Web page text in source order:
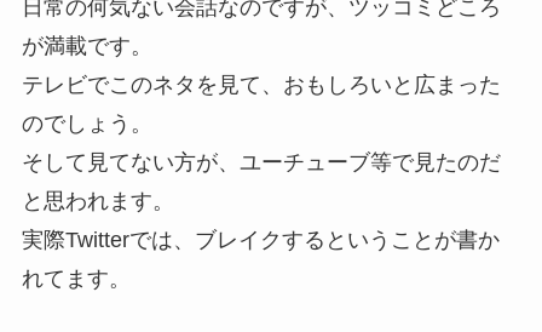
日常の何気ない会話なのですが、ツッコミどころ
が満載です。
テレビでこのネタを見て、おもしろいと広まった
のでしょう。
そして見てない方が、ユーチューブ等で見たのだ
と思われます。
実際Twitterでは、ブレイクするということが書か
れてます。